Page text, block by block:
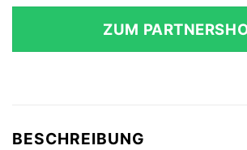
ZUM
BESCHREIBUNG